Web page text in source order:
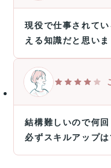
現役で仕事されて
える知識だと思いま
結構難しいので何
必ずスキルアップ